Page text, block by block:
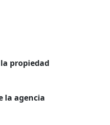
propiedad
la agencia